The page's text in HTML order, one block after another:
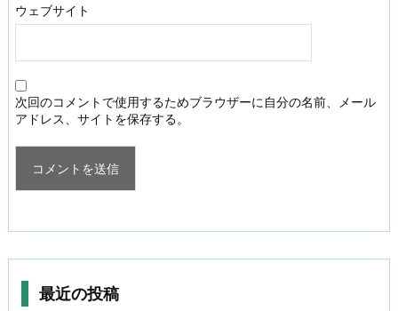
ウェブサイト
次回のコメントで使用するためブラウザーに自分の名前、メール
アドレス、サイトを保存する。
最近の投稿